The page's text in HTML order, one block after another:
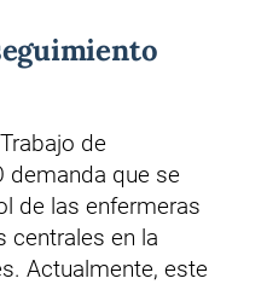
de
demanda que se
de las enfermeras
centrales en la
Actualmente, este